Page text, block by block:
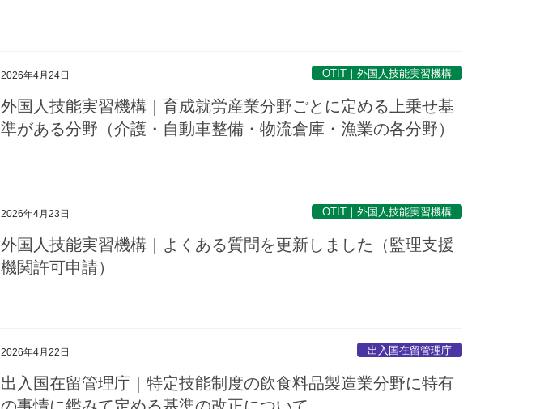
2026年4月24日 OTIT｜外国人技能実習機構
外国人技能実習機構｜育成就労産業分野ごとに定める上乗せ基
準がある分野（介護・自動車整備・物流倉庫・漁業の各分野）
2026年4月23日 OTIT｜外国人技能実習機構
外国人技能実習機構｜よくある質問を更新しました（監理支援
機関許可申請）
2026年4月22日 出入国在留管理庁
出入国在留管理庁｜特定技能制度の飲食料品製造業分野に特有